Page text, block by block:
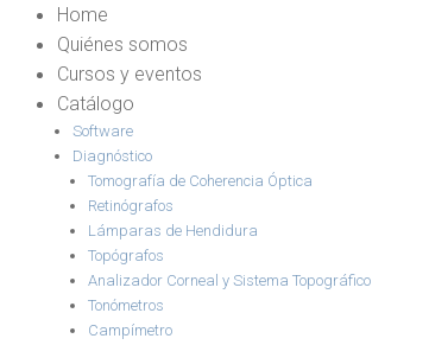
Home
Quiénes somos
Cursos y eventos
Catálogo
Software
Diagnóstico
Tomografía de Coherencia Óptica
Retinógrafos
Lámparas de Hendidura
Topógrafos
Analizador Corneal y Sistema Topográfico
Tonómetros
Campímetro